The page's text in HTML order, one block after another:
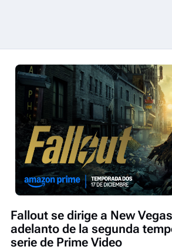
Fallout se dirige a New
adelanto de la segunda
serie de Prime Video